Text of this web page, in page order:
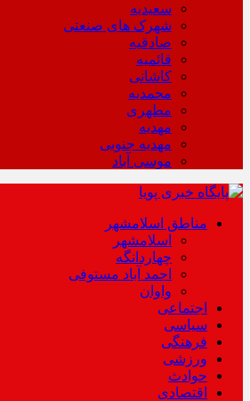
سعیدیه
شهرک های صنعتی
صادقیه
قائمیه
کاشانی
محمدیه
مطهری
مهدیه
مهدیه جنوبی
موسی آباد
مناطق اسلامشهر
اسلامشهر
چهاردانگه
احمد آباد مستوفی
واوان
اجتماعی
سیاسی
فرهنگی
ورزشی
حوادث
اقتصادی